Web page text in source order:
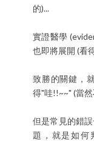
的)...
實證醫學
也即將展開 (看
致勝的關鍵，
得"哇!!~~" (當
但是常見的錯
題，就是如何